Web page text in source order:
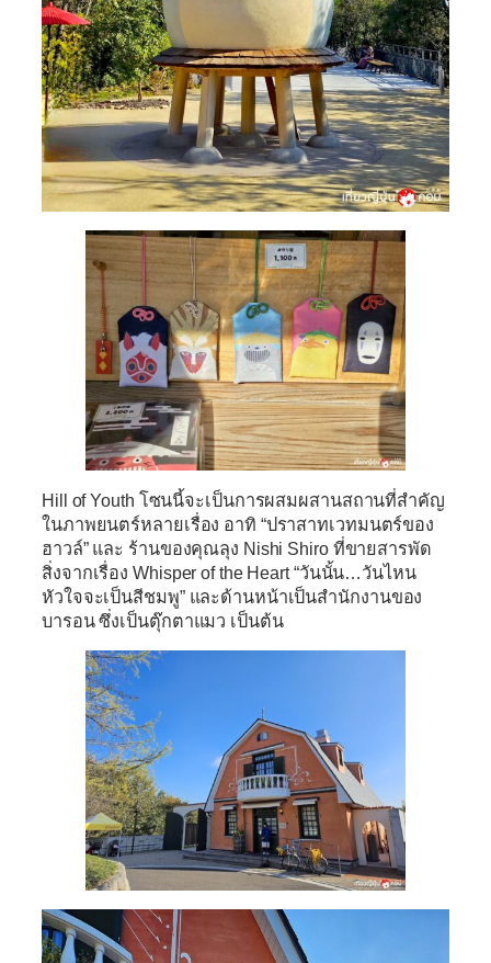
Hill of Youth โซนนี้จะเป็นการผสมผสานสถานที่สำคัญ
ในภาพยนตร์หลายเรื่อง อาทิ “ปราสาทเวทมนตร์ของ
ฮาวล์” และ ร้านของคุณลุง Nishi Shiro ที่ขายสารพัด
สิ่งจากเรื่อง Whisper of the Heart “วันนั้น…วันไหน
หัวใจจะเป็นสีชมพู” และด้านหน้าเป็นสำนักงานของ
บารอน ซึ่งเป็นตุ๊กตาแมว เป็นต้น